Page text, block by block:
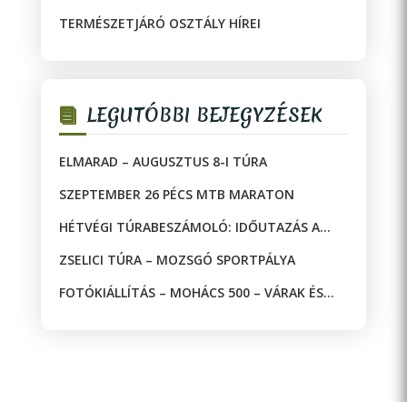
TERMÉSZETJÁRÓ OSZTÁLY HÍREI
LEGUTÓBBI BEJEGYZÉSEK
ELMARAD – AUGUSZTUS 8-I TÚRA
SZEPTEMBER 26 PÉCS MTB MARATON
HÉTVÉGI TÚRABESZÁMOLÓ: IDŐUTAZÁS A
ZSELICI TÚRA – MOZSGÓ SPORTPÁLYA
FOTÓKIÁLLÍTÁS – MOHÁCS 500 – VÁRAK ÉS